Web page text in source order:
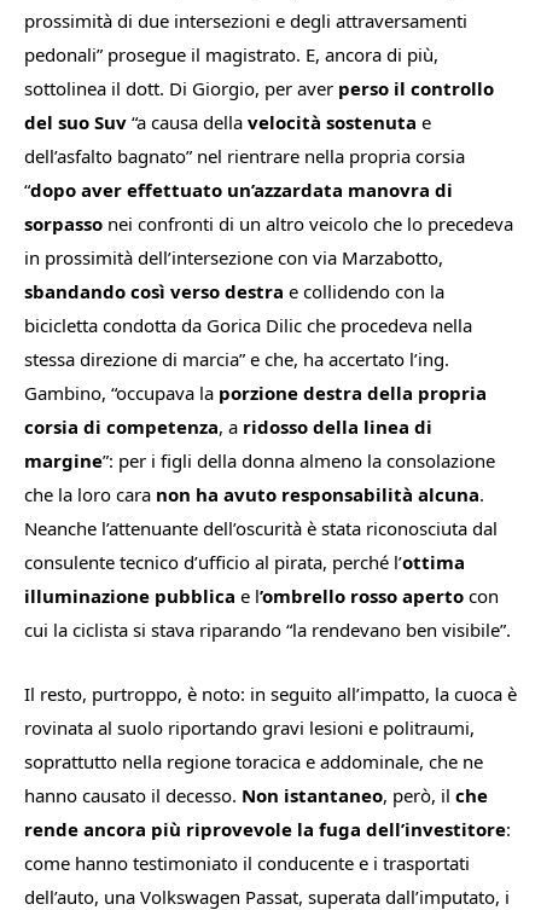
prossimità di due intersezioni e degli attraversamenti
pedonali” prosegue il magistrato. E, ancora di più,
sottolinea il dott. Di Giorgio, per aver perso il controllo
del suo Suv “a causa della velocità sostenuta e
dell’asfalto bagnato” nel rientrare nella propria corsia
“dopo aver effettuato un’azzardata manovra di
sorpasso nei confronti di un altro veicolo che lo precedeva
in prossimità dell’intersezione con via Marzabotto,
sbandando così verso destra e collidendo con la
bicicletta condotta da Gorica Dilic che procedeva nella
stessa direzione di marcia” e che, ha accertato l’ing.
Gambino, “occupava la porzione destra della propria
corsia di competenza, a ridosso della linea di
margine”: per i figli della donna almeno la consolazione
che la loro cara non ha avuto responsabilità alcuna.
Neanche l’attenuante dell’oscurità è stata riconosciuta dal
consulente tecnico d’ufficio al pirata, perché l’ottima
illuminazione pubblica e l’ombrello rosso aperto con
cui la ciclista si stava riparando “la rendevano ben visibile”.
Il resto, purtroppo, è noto: in seguito all’impatto, la cuoca è
rovinata al suolo riportando gravi lesioni e politraumi,
soprattutto nella regione toracica e addominale, che ne
hanno causato il decesso. Non istantaneo, però, il che
rende ancora più riprovevole la fuga dell’investitore:
come hanno testimoniato il conducente e i trasportati
dell’auto, una Volkswagen Passat, superata dall’imputato, i